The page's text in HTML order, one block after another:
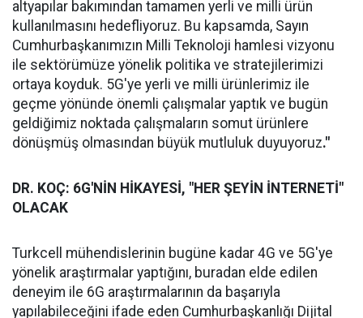
altyapılar bakımından tamamen yerli ve milli ürün
kullanılmasını hedefliyoruz. Bu kapsamda, Sayın
Cumhurbaşkanımızın Milli Teknoloji hamlesi vizyonu
ile sektörümüze yönelik politika ve stratejilerimizi
ortaya koyduk. 5G'ye yerli ve milli ürünlerimiz ile
geçme yönünde önemli çalışmalar yaptık ve bugün
geldiğimiz noktada çalışmaların somut ürünlere
dönüşmüş olmasından büyük mutluluk duyuyoruz."
DR. KOÇ: 6G'NİN HİKAYESİ, "HER ŞEYİN İNTERNETİ"
OLACAK
Turkcell mühendislerinin bugüne kadar 4G ve 5G'ye
yönelik araştırmalar yaptığını, buradan elde edilen
deneyim ile 6G araştırmalarının da başarıyla
yapılabileceğini ifade eden Cumhurbaşkanlığı Dijital